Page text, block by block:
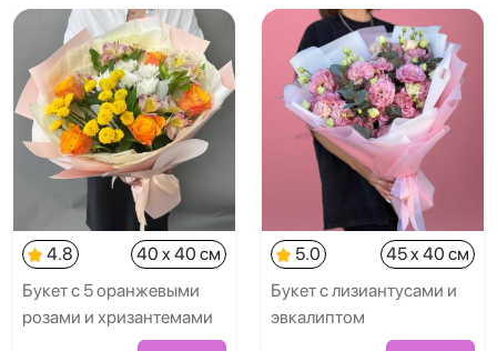
4.8
40 x 40 см
Букет с 5 оранжевыми
розами и хризантемами
5.0
45 x 40 см
Букет с лизиантусами и
эвкалиптом